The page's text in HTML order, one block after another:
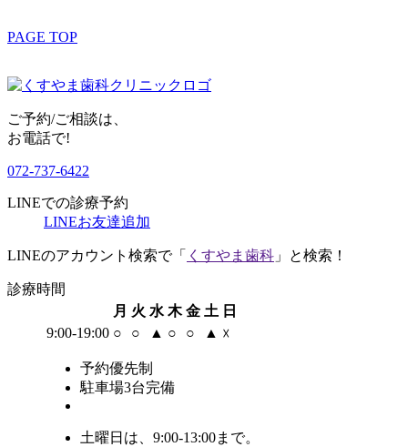
PAGE TOP
ご予約/ご相談は、
お電話で!
072-737-6422
LINEでの診療予約
LINEお友達追加
LINEのアカウント検索で「 くすやま歯科 」と検索！
診療時間
月 火 水 木 金 土 日
9:00-19:00 ○ ○ ▲ ○ ○ ▲ ☓
予約優先制
駐車場3台完備
土曜日は、9:00-13:00まで。